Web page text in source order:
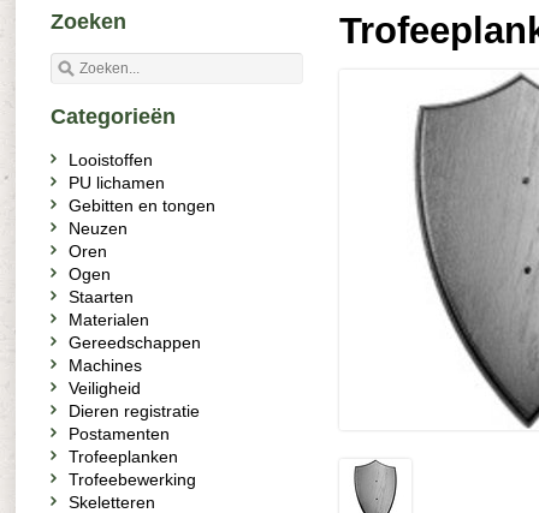
Zoeken
Categorieën
Looistoffen
PU lichamen
Gebitten en tongen
Neuzen
Oren
Ogen
Staarten
Materialen
Gereedschappen
Machines
Veiligheid
Dieren registratie
Postamenten
Trofeeplanken
Trofeebewerking
Skeletteren